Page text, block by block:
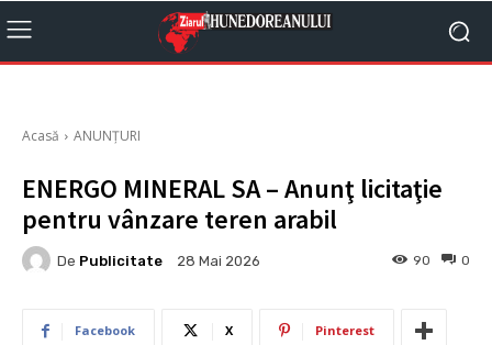
Acasă ANUNȚURI
ENERGO MINERAL SA – Anunţ licitaţie
pentru vânzare teren arabil
De Publicitate 28 Mai 2026 0
90
Facebook X Pinterest